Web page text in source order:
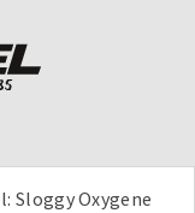
Sloggy Oxygene